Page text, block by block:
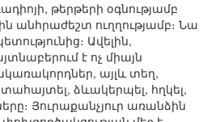
թերթերի օգնությամբ
անհրաժեշտ ուղղությամբ։ Նա
Ավելին,
է ոչ միայն
այլև տեղ,
ձևակերպել, հղկել,
Յուրաքանչյուր առանձին